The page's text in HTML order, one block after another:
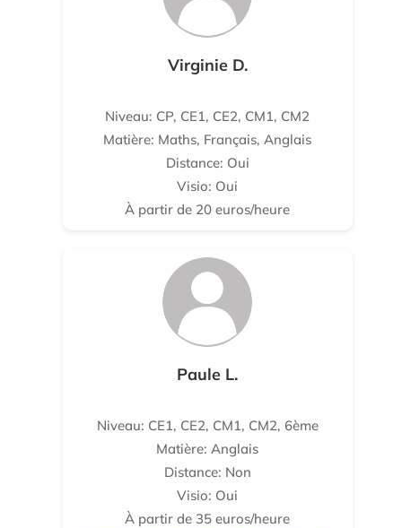
Virginie D.
Niveau: CP, CE1, CE2, CM1, CM2
Matière: Maths, Français, Anglais
Distance: Oui
Visio: Oui
À partir de 20 euros/heure
Paule L.
Niveau: CE1, CE2, CM1, CM2, 6ème
Matière: Anglais
Distance: Non
Visio: Oui
À partir de 35 euros/heure